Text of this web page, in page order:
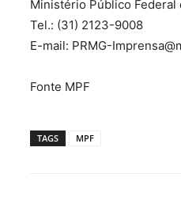
Ministério Público Federal
Tel.: (31) 2123-9008
E-mail: PRMG-
Fonte MPF
TAGS MPF